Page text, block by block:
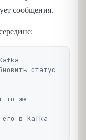
сообщения.
статус
то же